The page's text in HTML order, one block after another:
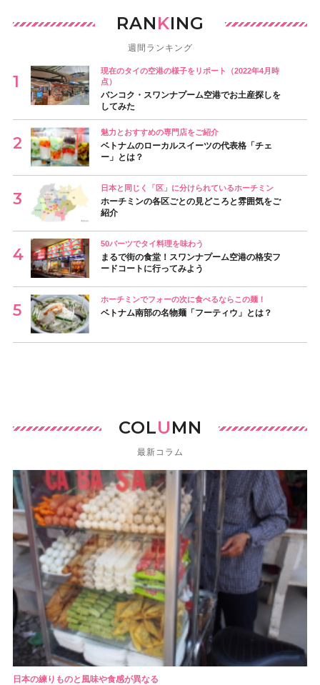
RANKING
週間ランキング
現在のタイの空港の様子をリポート（2022年4月時
点）
バンコク・スワンナプーム空港でお土産探しを
してみた
魅力とおすすめの専門店をご紹介
ベトナムのローカルスイーツの代表格「チェ
ー」とは？
日本と同じく「区」に分けられているホーチミン
ホーチミンの各区ごとの見どころと雰囲気をご
紹介
50バーツでタイ料理を味わう
まるで街の食堂！スワンナプーム空港の格安フ
ードコートに行ってみよう
ホーチミンでフォーの次に食べるならこの麺！
ベトナム南部の名物麺「フーティウ」とは？
COLUMN
最新コラム
日本の練りものと風味や食感が異なる